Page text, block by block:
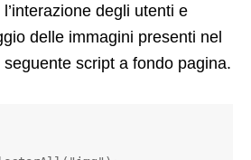
degli utenti e
delle immagini presenti nel
script a fondo pagina.